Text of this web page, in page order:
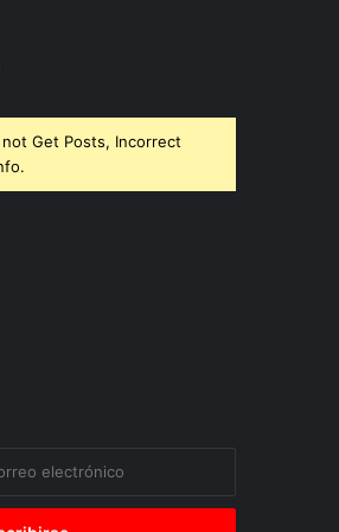
not Get Posts, Incorrect